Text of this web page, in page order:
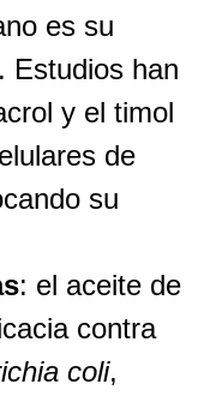
es su
Estudios han
y el timol
de
su
: el aceite de
contra
coli,